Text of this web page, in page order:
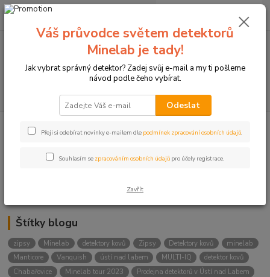
+420774877333
0 Kč
Kategorie blogu
Detektory
Štítky blogu
zipsy Minelab detektory kovů Zipsy Detektory kovů
minelab
Manticore
Vanquish ústí nad labem MULTI-IQ
detektor kovů
Chabařovice
Minelab tour 2023
Prodejna detektorů v Ústí nad Labem
Váš průvodce světem detektorů
Minelab je tady!
Jak vybrat správný detektor? Zadej svůj e-mail a my ti pošleme
návod podle čeho vybírat.
Odeslat
Přeji si odebírat novinky e-mailem dle podmínek zpracování osobních údajů.
Souhlasím se zpracováním osobních údajů pro účely registrace.
Zavřít